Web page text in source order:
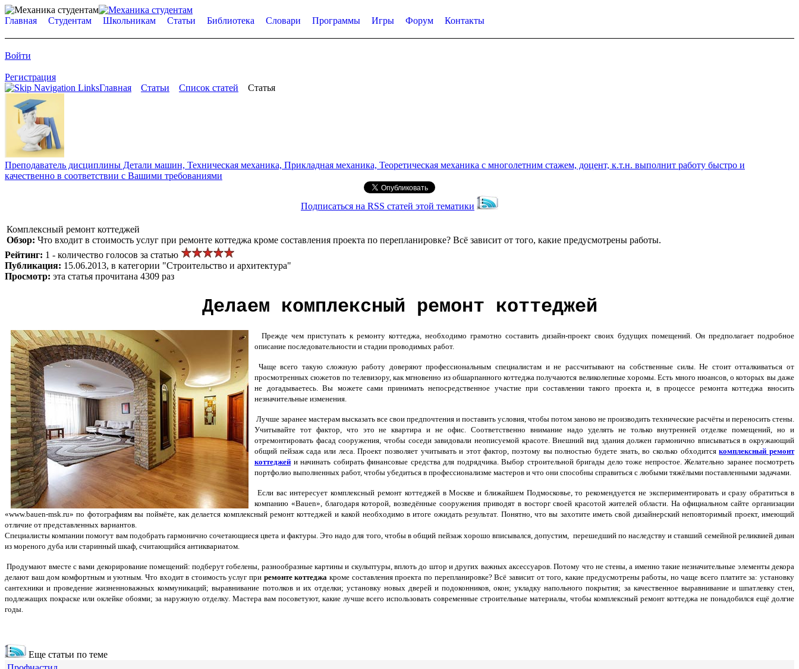
Главная Студентам Школьникам Статьи Библиотека Словари Программы Игры Форум Контакты
Войти
Регистрация
Главная
Статьи Список статей Статья
Преподаватель дисциплины Детали машин, Техническая механика, Прикладная механика, Теоретическая механика с многолетним стажем, доцент, к.т.н. выполнит работу быстро и
качественно в соответствии с Вашими требованиями
Подписаться на RSS статей этой тематики
Комплексный ремонт коттеджей
Обзор: Что входит в стоимость услуг при ремонте коттеджа кроме составления проекта по перепланировке? Всё зависит от того, какие предусмотрены работы.
Рейтинг: 1 - количество голосов за статью
Публикация: 15.06.2013, в категории "Строительство и архитектура"
Просмотр: эта статья прочитана 4309 раз
Делаем комплексный ремонт коттеджей
Прежде чем приступать к ремонту коттеджа, необходимо грамотно составить дизайн-проект своих будущих помещений. Он предполагает подробное
описание последовательности и стадии проводимых работ.
Чаще всего такую сложную работу доверяют профессиональным специалистам и не рассчитывают на собственные силы. Не стоит отталкиваться от
просмотренных сюжетов по телевизору, как мгновенно из обшарпанного коттеджа получаются великолепные хоромы. Есть много нюансов, о которых вы даже
не догадываетесь. Вы можете сами принимать непосредственное участие при составлении такого проекта и, в процессе ремонта коттеджа вносить
незначительные изменения.
Лучше заранее мастерам высказать все свои предпочтения и поставить условия, чтобы потом заново не производить технические расчёты и переносить стены.
Учитывайте тот фактор, что это не квартира и не офис. Соответственно внимание надо уделять не только внутренней отделке помещений, но и
отремонтировать фасад сооружения, чтобы соседи завидовали неописуемой красоте. Внешний вид здания должен гармонично вписываться в окружающий
общий пейзаж сада или леса. Проект позволяет учитывать и этот фактор, поэтому вы полностью будете знать, во сколько обходитсякомплексный ремонт
коттеджей и начинать собирать финансовые средства для подрядчика. Выбор строительной бригады дело тоже непростое. Желательно заранее посмотреть
портфолио выполненных работ, чтобы убедиться в профессионализме мастеров и что они способны справиться с любыми тяжёлыми поставленными задачами.
Если вас интересует комплексный ремонт коттеджей в Москве и ближайшем Подмосковье, то рекомендуется не экспериментировать и сразу обратиться в
компанию «Bauen», благодаря которой, возведённые сооружения приводят в восторг своей красотой жителей области. На официальном сайте организации
«www.bauen-msk.ru» по фотографиям вы поймёте, как делается комплексный ремонт коттеджей и какой необходимо в итоге ожидать результат. Понятно, что вы захотите иметь свой дизайнерский неповторимый проект, имеющий
отличие от представленных вариантов.
Специалисты компании помогут вам подобрать гармонично сочетающиеся цвета и фактуры. Это надо для того, чтобы в общий пейзаж хорошо вписывался, допустим, перешедший по наследству и ставший семейной реликвией диван
из мореного дуба или старинный шкаф, считающийся антиквариатом.
Продумают вместе с вами декорирование помещений: подберут гобелены, разнообразные картины и скульптуры, вплоть до штор и других важных аксессуаров. Потому что не стены, а именно такие незначительные элементы декора
делают ваш дом комфортным и уютным. Что входит в стоимость услуг при ремонте коттеджа кроме составления проекта по перепланировке? Всё зависит от того, какие предусмотрены работы, но чаще всего платите за: установку
сантехники и проведение жизненноважных коммуникаций; выравнивание потолков и их отделки; установку новых дверей и подоконников, окон; укладку напольного покрытия; за качественное выравнивание и шпатлевку стен,
подлежащих покраске или оклейке обоями; за наружную отделку. Мастера вам посоветуют, какие лучше всего использовать современные строительные материалы, чтобы комплексный ремонт коттеджа не понадобился ещё долгие
годы.
Еще статьи по теме